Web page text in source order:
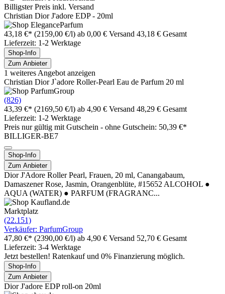
Billigster Preis inkl. Versand
Christian Dior J'adore EDP - 20ml
43,18 €* (2159,00 €/l) ab 0,00 € Versand 43,18 € Gesamt
Lieferzeit: 1-2 Werktage
Shop-Info
Zum Anbieter
1 weiteres Angebot anzeigen
Christian Dior J`adore Roller-Pearl Eau de Parfum 20 ml
(826)
43,39 €* (2169,50 €/l) ab 4,90 € Versand 48,29 € Gesamt
Lieferzeit: 1-2 Werktage
Preis nur gültig mit Gutschein - ohne Gutschein: 50,39 €*
BILLIGER-BE7
Shop-Info
Zum Anbieter
Dior J'Adore Roller Pearl, Frauen, 20 ml, Canangabaum,
Damaszener Rose, Jasmin, Orangenblüte, #15652 ALCOHOL ●
AQUA (WATER) ● PARFUM (FRAGRANC...
Marktplatz
(22.151)
Verkäufer: ParfumGroup
47,80 €* (2390,00 €/l) ab 4,90 € Versand 52,70 € Gesamt
Lieferzeit: 3-4 Werktage
Jetzt bestellen! Ratenkauf und 0% Finanzierung möglich.
Shop-Info
Zum Anbieter
Dior J'adore EDP roll-on 20ml